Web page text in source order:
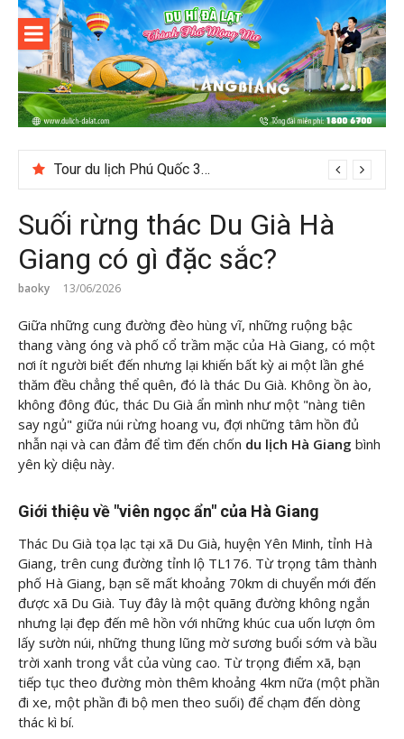
Skip
content
Du lịch Đà
Lạt
Suối Giàng – Khám phá “miền chè” nổi tiếng Tây Bắc
Suối rừng thác Du Già Hà
Giang có gì đặc sắc?
baoky 13/06/2026
Giữa những cung đường đèo hùng vĩ, những ruộng bậc
thang vàng óng và phố cổ trầm mặc của Hà Giang, có một
nơi ít người biết đến nhưng lại khiến bất kỳ ai một lần ghé
thăm đều chẳng thể quên, đó là thác Du Già. Không ồn ào,
không đông đúc, thác Du Già ẩn mình như một "nàng tiên
say ngủ" giữa núi rừng hoang vu, đợi những tâm hồn đủ
nhẫn nại và can đảm để tìm đến chốn du lịch Hà Giang bình
yên kỳ diệu này.
Giới thiệu về "viên ngọc ẩn" của Hà Giang
Thác Du Già tọa lạc tại xã Du Già, huyện Yên Minh, tỉnh Hà
Giang, trên cung đường tỉnh lộ TL176. Từ trọng tâm thành
phố Hà Giang, bạn sẽ mất khoảng 70km di chuyển mới đến
được xã Du Già. Tuy đây là một quãng đường không ngắn
nhưng lại đẹp đến mê hồn với những khúc cua uốn lượn ôm
lấy sườn núi, những thung lũng mờ sương buổi sớm và bầu
trời xanh trong vắt của vùng cao. Từ trọng điểm xã, bạn
tiếp tục theo đường mòn thêm khoảng 4km nữa (một phần
đi xe, một phần đi bộ men theo suối) để chạm đến dòng
thác kì bí.